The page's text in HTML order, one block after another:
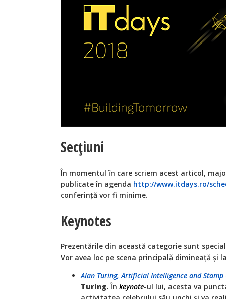
Secțiuni
În momentul în care scriem acest articol,
publicate în agenda http://www.itdays.ro/
conferință vor fi minime.
Keynotes
Prezentările din această categorie sunt
Vor avea loc pe scena principală dimineață și
Alan Turing, Artificial Intelligence and Stamp
Turing.În keynote-ul lui, acesta va